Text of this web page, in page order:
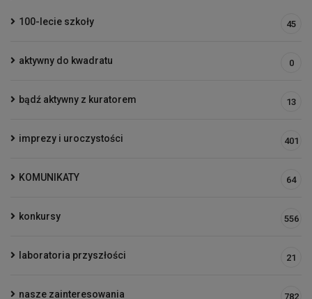
100-lecie szkoły 45
aktywny do kwadratu 0
bądź aktywny z kuratorem 13
imprezy i uroczystości 401
KOMUNIKATY 64
konkursy 556
laboratoria przyszłości 21
nasze zainteresowania 782